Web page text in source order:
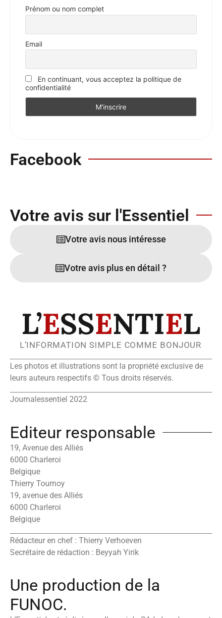
Prénom ou nom complet
Email
En continuant, vous acceptez la politique de
confidentialité
Facebook
Votre avis sur l'Essentiel
Votre avis nous intéresse
Votre avis plus en détail ?
L’ESSENTIEL
L’INFORMATION SIMPLE COMME BONJOUR
Les photos et illustrations sont la propriété exclusive de
leurs auteurs respectifs © Tous droits réservés.
Journalessentiel 2022
Editeur responsable
19, Avenue des Alliés
6000 Charleroi
Belgique
Thierry Tournoy
19, avenue des Alliés
6000 Charleroi
Belgique
Rédacteur en chef : Thierry Verhoeven
Secrétaire de rédaction : Beyyah Yirik
Une production de la
FUNOC.